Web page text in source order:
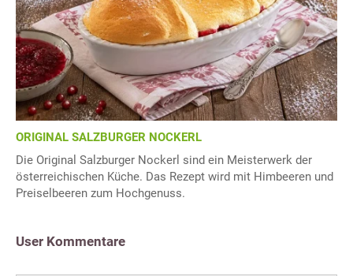
ORIGINAL SALZBURGER NOCKERL
Die Original Salzburger Nockerl sind ein Meisterwerk der
österreichischen Küche. Das Rezept wird mit Himbeeren und
Preiselbeeren zum Hochgenuss.
User Kommentare